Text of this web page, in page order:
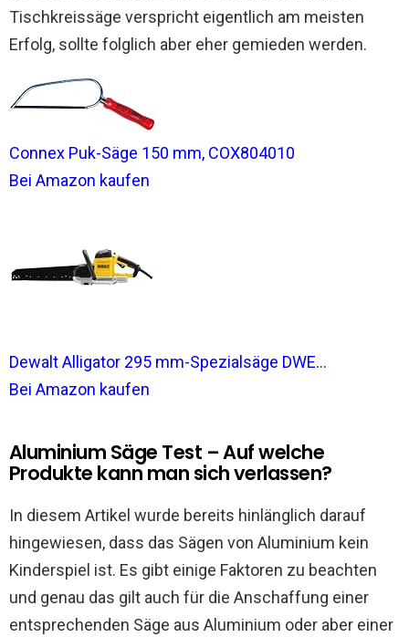
Tischkreissäge verspricht eigentlich am meisten
Erfolg, sollte folglich aber eher gemieden werden.
Connex Puk-Säge 150 mm, COX804010
Bei Amazon kaufen
Dewalt Alligator 295 mm-Spezialsäge DWE...
Bei Amazon kaufen
Aluminium Säge Test – Auf welche
Produkte kann man sich verlassen?
In diesem Artikel wurde bereits hinlänglich darauf
hingewiesen, dass das Sägen von Aluminium kein
Kinderspiel ist. Es gibt einige Faktoren zu beachten
und genau das gilt auch für die Anschaffung einer
entsprechenden Säge aus Aluminium oder aber einer